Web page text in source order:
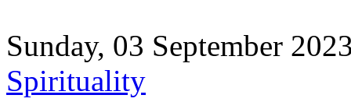
Sunday, 03 September
Spirituality